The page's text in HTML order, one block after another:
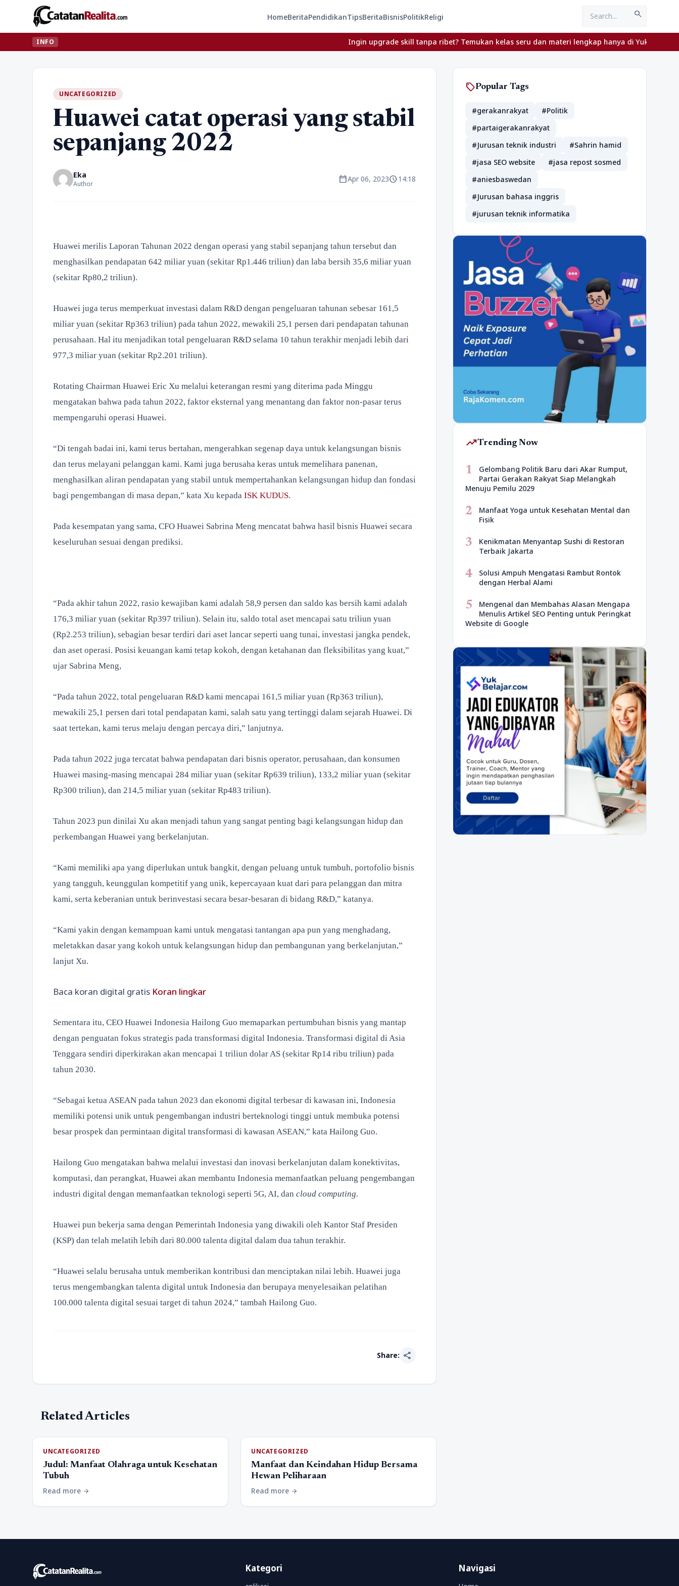
HomeBeritaPendidikanTipsBeritaBisnisPolitikReligi search
INFO Ingin upgrade skill tanpa ribet? Temukan kelas seru dan materi lengkap hanya di YukBelajar.com.
UNCATEGORIZED
Huawei catat operasi yang stabil
sepanjang 2022
Eka
Author calendar_todayApr 06, 2023schedule14:18
Huawei merilis Laporan Tahunan 2022 dengan operasi yang stabil sepanjang tahun tersebut dan
menghasilkan pendapatan 642 miliar yuan (sekitar Rp1.446 triliun) dan laba bersih 35,6 miliar yuan
(sekitar Rp80,2 triliun).
Huawei juga terus memperkuat investasi dalam R&D dengan pengeluaran tahunan sebesar 161,5
miliar yuan (sekitar Rp363 triliun) pada tahun 2022, mewakili 25,1 persen dari pendapatan tahunan
perusahaan. Hal itu menjadikan total pengeluaran R&D selama 10 tahun terakhir menjadi lebih dari
977,3 miliar yuan (sekitar Rp2.201 triliun).
Rotating Chairman Huawei Eric Xu melalui keterangan resmi yang diterima pada Minggu
mengatakan bahwa pada tahun 2022, faktor eksternal yang menantang dan faktor non-pasar terus
mempengaruhi operasi Huawei.
“Di tengah badai ini, kami terus bertahan, mengerahkan segenap daya untuk kelangsungan bisnis
dan terus melayani pelanggan kami. Kami juga berusaha keras untuk memelihara panenan,
menghasilkan aliran pendapatan yang stabil untuk mempertahankan kelangsungan hidup dan fondasi
bagi pengembangan di masa depan,” kata Xu kepada ISK KUDUS.
Pada kesempatan yang sama, CFO Huawei Sabrina Meng mencatat bahwa hasil bisnis Huawei secara
keseluruhan sesuai dengan prediksi.
“Pada akhir tahun 2022, rasio kewajiban kami adalah 58,9 persen dan saldo kas bersih kami adalah
176,3 miliar yuan (sekitar Rp397 triliun). Selain itu, saldo total aset mencapai satu triliun yuan
(Rp2.253 triliun), sebagian besar terdiri dari aset lancar seperti uang tunai, investasi jangka pendek,
dan aset operasi. Posisi keuangan kami tetap kokoh, dengan ketahanan dan fleksibilitas yang kuat,”
ujar Sabrina Meng,
“Pada tahun 2022, total pengeluaran R&D kami mencapai 161,5 miliar yuan (Rp363 triliun),
mewakili 25,1 persen dari total pendapatan kami, salah satu yang tertinggi dalam sejarah Huawei. Di
saat tertekan, kami terus melaju dengan percaya diri,” lanjutnya.
Pada tahun 2022 juga tercatat bahwa pendapatan dari bisnis operator, perusahaan, dan konsumen
Huawei masing-masing mencapai 284 miliar yuan (sekitar Rp639 triliun), 133,2 miliar yuan (sekitar
Rp300 triliun), dan 214,5 miliar yuan (sekitar Rp483 triliun).
Tahun 2023 pun dinilai Xu akan menjadi tahun yang sangat penting bagi kelangsungan hidup dan
perkembangan Huawei yang berkelanjutan.
“Kami memiliki apa yang diperlukan untuk bangkit, dengan peluang untuk tumbuh, portofolio bisnis
yang tangguh, keunggulan kompetitif yang unik, kepercayaan kuat dari para pelanggan dan mitra
kami, serta keberanian untuk berinvestasi secara besar-besaran di bidang R&D,” katanya.
“Kami yakin dengan kemampuan kami untuk mengatasi tantangan apa pun yang menghadang,
meletakkan dasar yang kokoh untuk kelangsungan hidup dan pembangunan yang berkelanjutan,”
lanjut Xu.
Baca koran digital gratis Koran lingkar
Sementara itu, CEO Huawei Indonesia Hailong Guo memaparkan pertumbuhan bisnis yang mantap
dengan penguatan fokus strategis pada transformasi digital Indonesia. Transformasi digital di Asia
Tenggara sendiri diperkirakan akan mencapai 1 triliun dolar AS (sekitar Rp14 ribu triliun) pada
tahun 2030.
“Sebagai ketua ASEAN pada tahun 2023 dan ekonomi digital terbesar di kawasan ini, Indonesia
memiliki potensi unik untuk pengembangan industri berteknologi tinggi untuk membuka potensi
besar prospek dan permintaan digital transformasi di kawasan ASEAN,” kata Hailong Guo.
Hailong Guo mengatakan bahwa melalui investasi dan inovasi berkelanjutan dalam konektivitas,
komputasi, dan perangkat, Huawei akan membantu Indonesia memanfaatkan peluang pengembangan
industri digital dengan memanfaatkan teknologi seperti 5G, AI, dan cloud computing.
Huawei pun bekerja sama dengan Pemerintah Indonesia yang diwakili oleh Kantor Staf Presiden
(KSP) dan telah melatih lebih dari 80.000 talenta digital dalam dua tahun terakhir.
“Huawei selalu berusaha untuk memberikan kontribusi dan menciptakan nilai lebih. Huawei juga
terus mengembangkan talenta digital untuk Indonesia dan berupaya menyelesaikan pelatihan
100.000 talenta digital sesuai target di tahun 2024,” tambah Hailong Guo.
Share: share
Related Articles
UNCATEGORIZED
Judul: Manfaat Olahraga untuk Kesehatan
Tubuh
Read more arrow_forward
UNCATEGORIZED
Manfaat dan Keindahan Hidup Bersama
Hewan Peliharaan
Read more arrow_forward
sellPopular Tags
#gerakanrakyat
#Politik
#partaigerakanrakyat
#Jurusan teknik industri
#Sahrin hamid
#jasa SEO website
#jasa repost sosmed
#aniesbaswedan
#Jurusan bahasa inggris
#jurusan teknik informatika
trending_upTrending Now
1
Gelombang Politik Baru dari Akar Rumput,
Partai Gerakan Rakyat Siap Melangkah
Menuju Pemilu 2029
2
Manfaat Yoga untuk Kesehatan Mental dan
Fisik
3
Kenikmatan Menyantap Sushi di Restoran
Terbaik Jakarta
4
Solusi Ampuh Mengatasi Rambut Rontok
dengan Herbal Alami
5
Mengenal dan Membahas Alasan Mengapa
Menulis Artikel SEO Penting untuk Peringkat
Website di Google
Kategori Navigasi